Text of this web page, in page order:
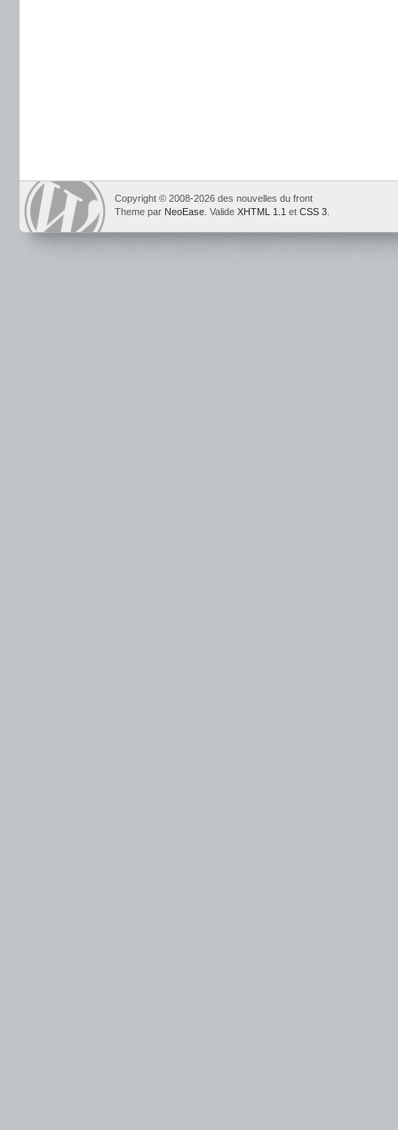
Copyright © 2008-2026 des nouvelles du front
Theme par NeoEase . Valide XHTML 1.1 et CSS 3